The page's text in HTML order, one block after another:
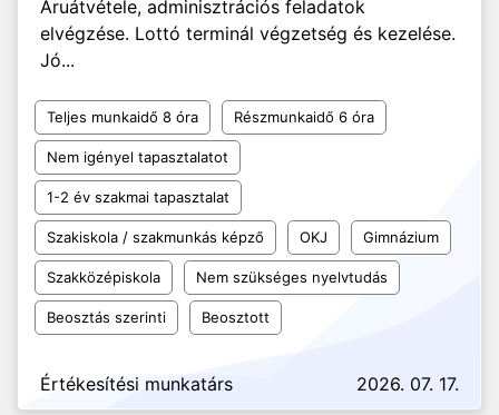
Áruátvétele, adminisztrációs feladatok
elvégzése. Lottó terminál végzetség és kezelése.
Jó...
Teljes munkaidő 8 óra Részmunkaidő 6 óra
Nem igényel tapasztalatot
1-2 év szakmai tapasztalat
Szakiskola / szakmunkás képző OKJ Gimnázium
Szakközépiskola Nem szükséges nyelvtudás
Beosztás szerinti Beosztott
Értékesítési munkatárs 2026. 07. 17.